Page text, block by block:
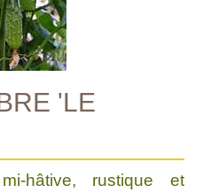
'LE
hâtive, rustique et